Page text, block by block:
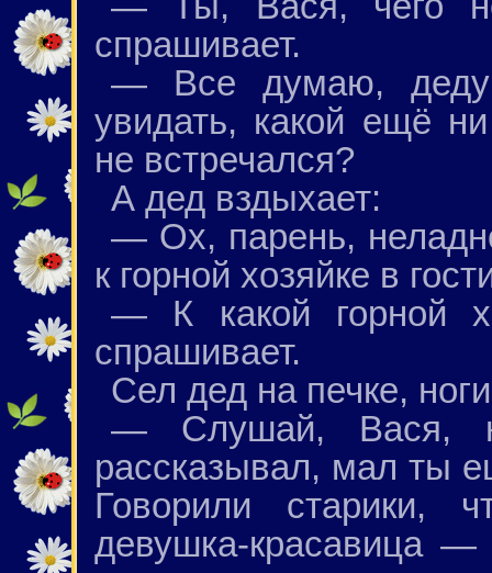
спрашивает.
— Все думаю,
увидать, какой ещё
не встречался?
А дед вздыхает:
— Ох, парень,
к горной хозяйке в
— К какой горной
спрашивает.
Сел дед на печке,
— Слушай, Вася,
рассказывал, мал ты
Говорили старики,
девушка-красавица